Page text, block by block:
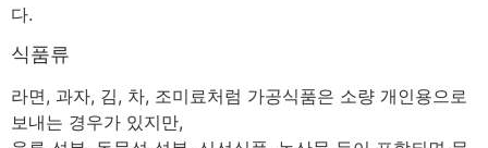
다.
식품류
라면, 과자, 김, 차, 조미료처럼 가공식품은 소량 개인용으로
보내는 경우가 있지만,